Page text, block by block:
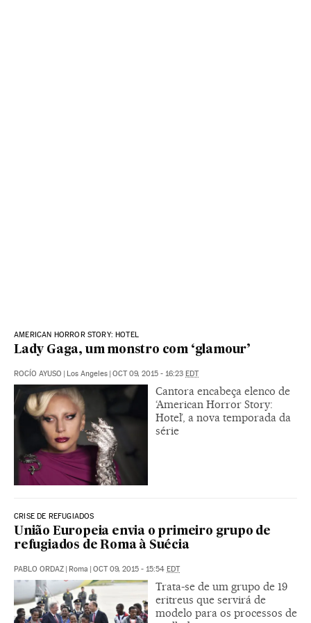
AMERICAN HORROR STORY: HOTEL
Lady Gaga, um monstro com ‘glamour’
ROCÍO AYUSO | Los Angeles | OCT 09, 2015 - 16:23 EDT
Cantora encabeça elenco de
‘American Horror Story:
Hotel’, a nova temporada da
série
CRISE DE REFUGIADOS
União Europeia envia o primeiro grupo de
refugiados de Roma à Suécia
PABLO ORDAZ | Roma | OCT 09, 2015 - 15:54 EDT
Trata-se de um grupo de 19
eritreus que servirá de
modelo para os processos de